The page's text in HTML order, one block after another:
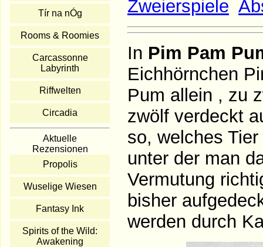
Tír na nÓg
Rooms & Roomies
Carcassonne
Labyrinth
Riffwelten
Circadia
Aktuelle
Rezensionen
Propolis
Wuselige Wiesen
Fantasy Ink
Spirits of the Wild:
Awakening
Zweierspiele
In Pim Pam
Eichhörnchen
Pum allein , zu
zwölf verdeckt
so, welches
unter der man
Vermutung
bisher
werden durch